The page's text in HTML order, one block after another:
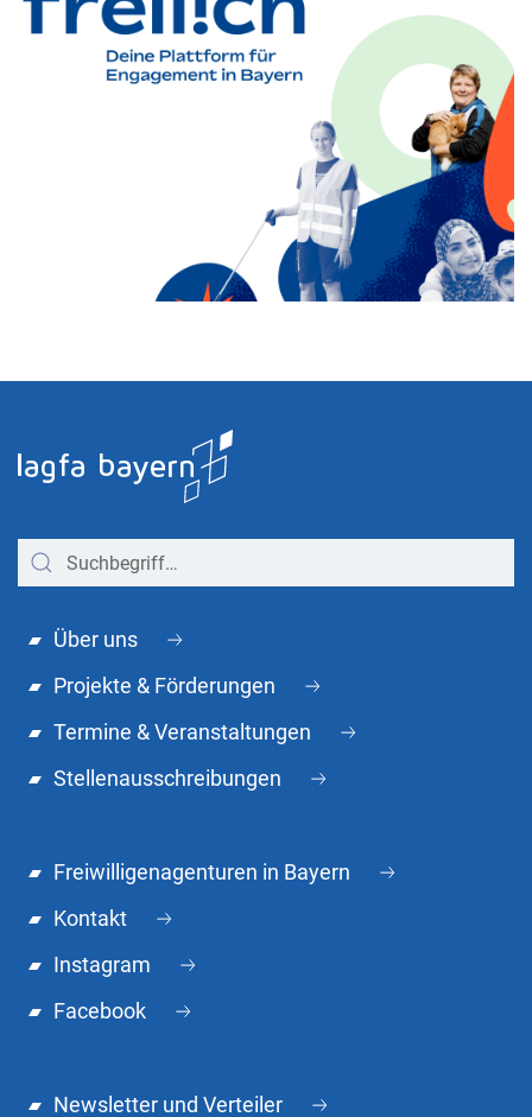
Über uns
Projekte & Förderungen
Termine & Veranstaltungen
Stellenausschreibungen
Freiwilligenagenturen in Bayern
Kontakt
Instagram
Facebook
Newsletter und Verteiler